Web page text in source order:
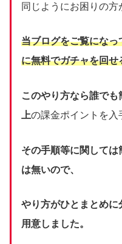
同じようにお困りの方
当ブログをご覧にな
に無料でガチャを回
このやり方なら誰で
上の課金ポイントを入
その手順等に関して
は無いので、
やり方がひとまとめに
用意しました。